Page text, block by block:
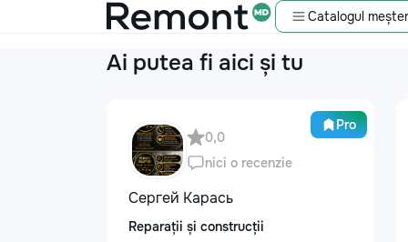
Catalogul
Ai putea fi aici și tu
Pro
0,0
nici o recenzie
Сергей Карась
Reparații și construcții